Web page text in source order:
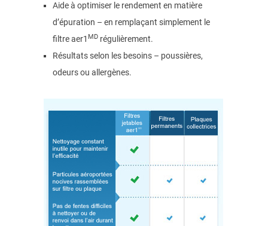
Aide à optimiser le rendement en matière
d’épuration – en remplaçant simplement le
filtre aer1 MD régulièrement.
Résultats selon les besoins – poussières,
odeurs ou allergènes.